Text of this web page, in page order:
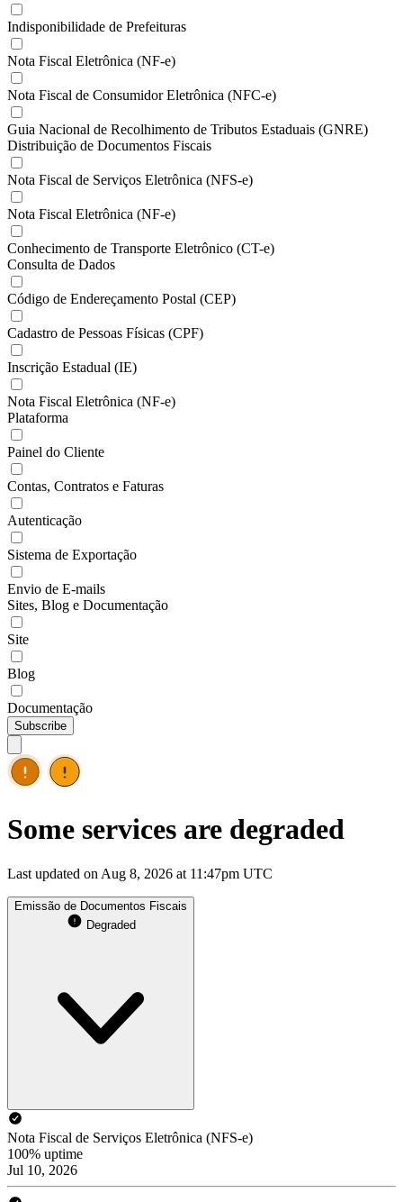
Indisponibilidade de Prefeituras
Nota Fiscal Eletrônica (NF-e)
Nota Fiscal de Consumidor Eletrônica (NFC-e)
Guia Nacional de Recolhimento de Tributos Estaduais (GNRE)
Distribuição de Documentos Fiscais
Nota Fiscal de Serviços Eletrônica (NFS-e)
Nota Fiscal Eletrônica (NF-e)
Conhecimento de Transporte Eletrônico (CT-e)
Consulta de Dados
Código de Endereçamento Postal (CEP)
Cadastro de Pessoas Físicas (CPF)
Inscrição Estadual (IE)
Nota Fiscal Eletrônica (NF-e)
Plataforma
Painel do Cliente
Contas, Contratos e Faturas
Autenticação
Sistema de Exportação
Envio de E-mails
Sites, Blog e Documentação
Site
Blog
Documentação
Subscribe
Some services are degraded
Last updated on Aug 8, 2026 at 11:47pm UTC
Emissão de Documentos Fiscais
Degraded
Nota Fiscal de Serviços Eletrônica (NFS-e)
100% uptime
Jul 10, 2026